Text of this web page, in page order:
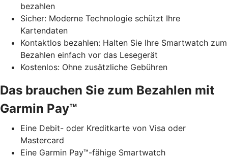
bezahlen
Sicher: Moderne Technologie schützt Ihre
Kartendaten
Kontaktlos bezahlen: Halten Sie Ihre Smartwatch zum
Bezahlen einfach vor das Lesegerät
Kostenlos: Ohne zusätzliche Gebühren
Das brauchen Sie zum Bezahlen mit
Garmin Pay™
Eine Debit- oder Kreditkarte von Visa oder
Mastercard
Eine Garmin Pay™-fähige Smartwatch